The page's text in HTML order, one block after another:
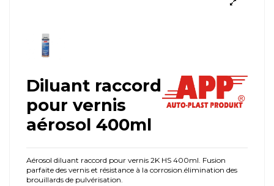
Diluant raccord
pour vernis
aérosol 400ml
Aérosol diluant raccord pour vernis 2K HS 400ml. Fusion
parfaite des vernis et résistance à la corrosion.élimination des
brouillards de pulvérisation.